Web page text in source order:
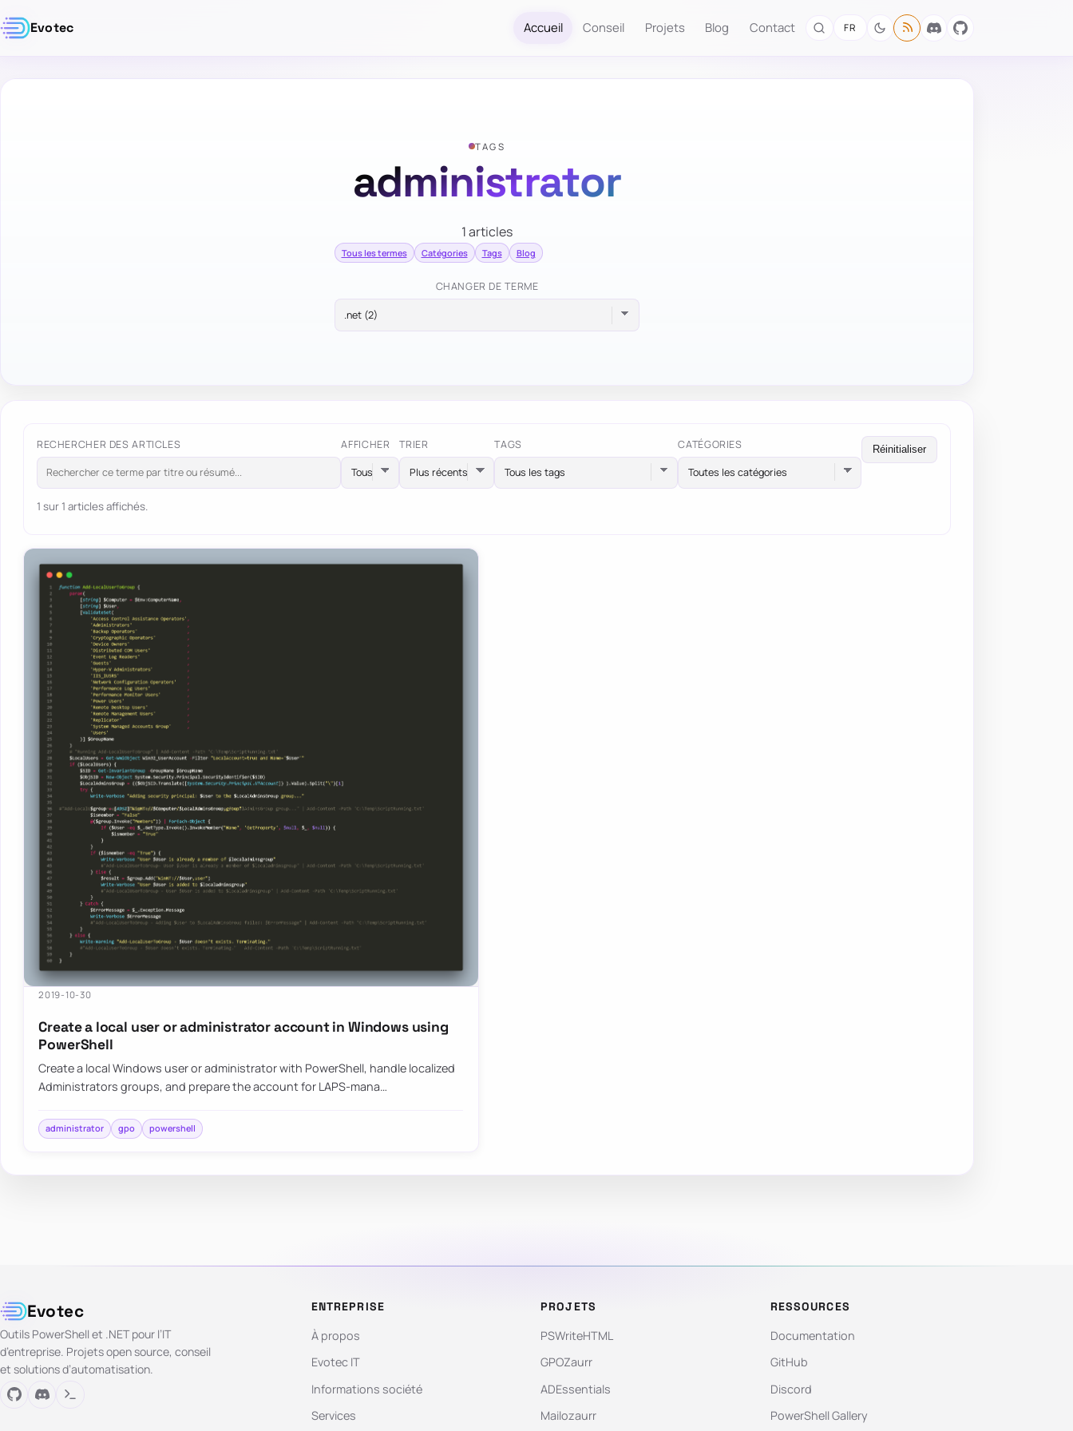
Evotec Accueil Conseil Projets Blog Contact FR
TAGS
administrator
1 articles
Tous les termes Catégories Tags Blog
CHANGER DE TERME
RECHERCHER DES ARTICLES AFFICHER TRIER TAGS
Tous les tags
CATÉGORIES
Toutes les catégories
Réinitialiser
1 sur 1 articles affichés.
2019-10-30
Create a local user or administrator account in Windows using
PowerShell
Create a local Windows user or administrator with PowerShell, handle localized
Administrators groups, and prepare the account for LAPS-mana…
administrator gpo powershell
Evotec
Outils PowerShell et .NET pour l’IT
d’entreprise. Projets open source, conseil
et solutions d’automatisation.
ENTREPRISE
À propos
Evotec IT
Informations société
Services
PROJETS
PSWriteHTML
GPOZaurr
ADEssentials
Mailozaurr
RESSOURCES
Documentation
GitHub
Discord
PowerShell Gallery